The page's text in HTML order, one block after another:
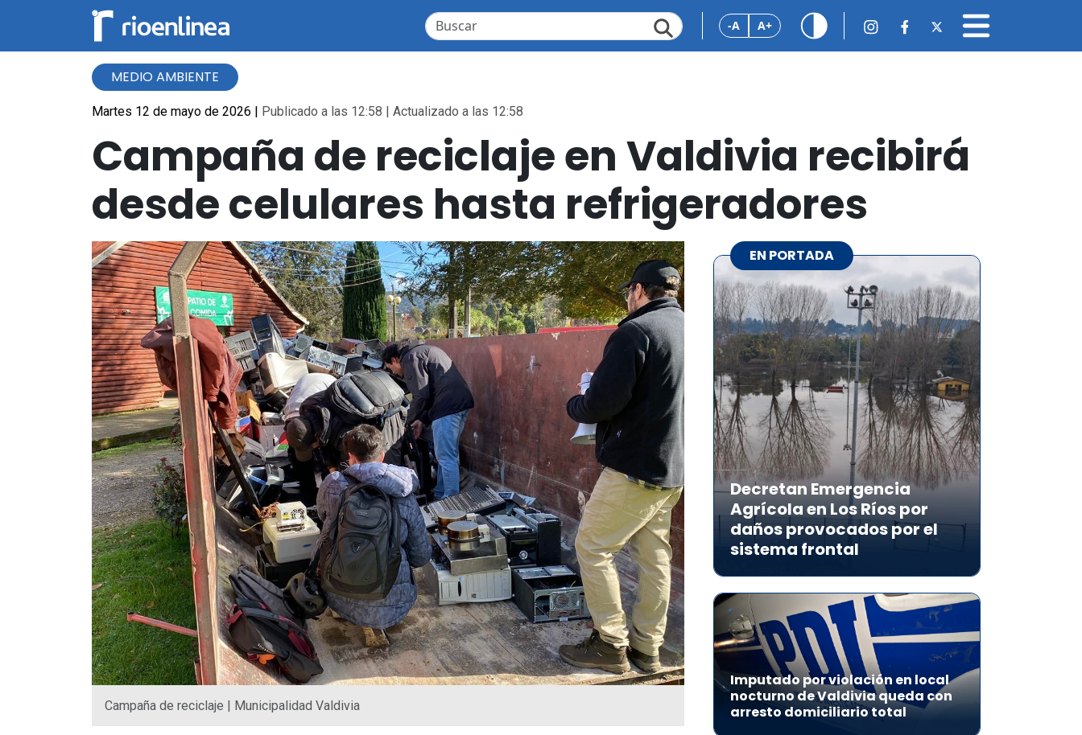
-A A+
MEDIO AMBIENTE
Martes 12 de mayo de 2026 | Publicado a las 12:58 | Actualizado a las 12:58
Campaña de reciclaje en Valdivia recibirá
desde celulares hasta refrigeradores
Campaña de reciclaje | Municipalidad Valdivia
EN PORTADA
Decretan Emergencia
Agrícola en Los Ríos por
daños provocados por el
sistema frontal
Imputado por violación en local
nocturno de Valdivia queda con
arresto domiciliario total